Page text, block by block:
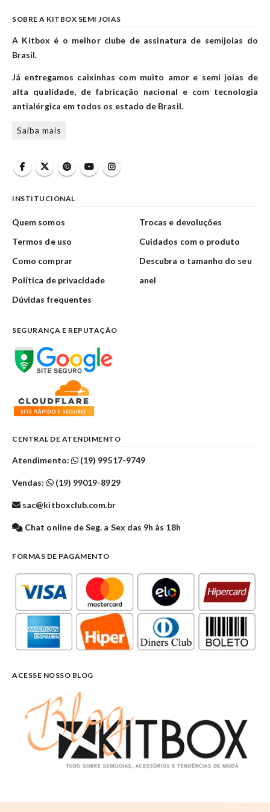
SOBRE A KITBOX SEMI JOIAS
A Kitbox é o melhor clube de assinatura de semijoias do
Brasil.
Já entregamos caixinhas com muito amor e semi joias de
alta qualidade, de fabricação nacional e com tecnologia
antialérgica em todos os estado de Brasil.
Saiba mais
INSTITUCIONAL
Quem somos
Termos de uso
Como comprar
Política de privacidade
Dúvidas frequentes
Trocas e devoluções
Cuidados com o produto
Descubra o tamanho do seu
anel
SEGURANÇA E REPUTAÇÃO
CENTRAL DE ATENDIMENTO
Atendimento: (19) 99517-9749
Vendas: (19) 99019-8929
sac@kitboxclub.com.br
Chat online de Seg. a Sex das 9h às 18h
FORMAS DE PAGAMENTO
ACESSE NOSSO BLOG